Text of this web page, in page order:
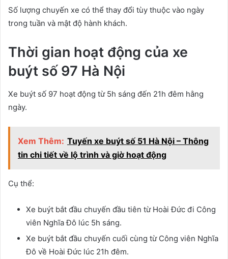
Số lượng chuyến xe có thể thay đổi tùy thuộc vào ngày
trong tuần và mật độ hành khách.
Thời gian hoạt động của xe
buýt số 97 Hà Nội
Xe buýt số 97 hoạt động từ 5h sáng đến 21h đêm hằng
ngày.
Xem Thêm: Tuyến xe buýt số 51 Hà Nội – Thông
tin chi tiết về lộ trình và giờ hoạt động
Cụ thể:
Xe buýt bắt đầu chuyến đầu tiên từ Hoài Đức đi Công
viên Nghĩa Đô lúc 5h sáng.
Xe buýt bắt đầu chuyến cuối cùng từ Công viên Nghĩa
Đô về Hoài Đức lúc 21h đêm.